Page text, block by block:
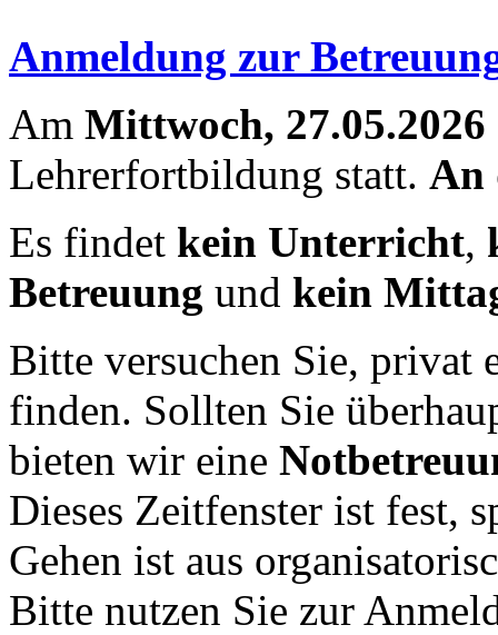
Anmeldung zur
Am Mittwoch, 27.05.2026
Lehrerfortbildung statt. An
Es findet kein Unterricht,
Betreuung und kein
Bitte versuchen Sie,
finden. Sollten Sie
bieten wir eine
Dieses Zeitfenster ist fest,
Gehen ist aus
Bitte nutzen Sie zur